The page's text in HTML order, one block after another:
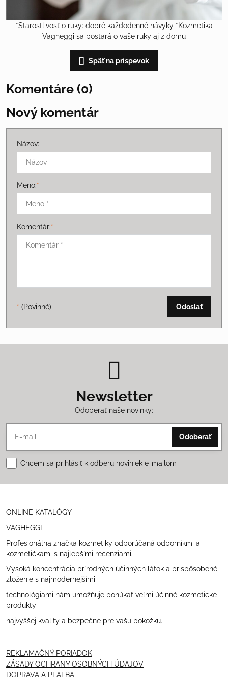
*Starostlivosť o ruky: dobré každodenné návyky *Kozmetika
Vagheggi sa postará o vaše ruky aj z domu
Späť na príspevok
Komentáre (0)
Nový komentár
Názov:
Meno:*
Komentár:*
* (Povinné) Odoslať
Newsletter
Odoberať naše novinky:
Odoberať
Chcem sa prihlásiť k odberu noviniek e-mailom
ONLINE KATALÓGY
VAGHEGGI
Profesionálna značka kozmetiky odporúčaná odborníkmi a
kozmetičkami s najlepšími recenziami.
Vysoká koncentrácia prírodných účinných látok a prispôsobené
zloženie s najmodernejšími
technológiami nám umožňuje ponúkať veľmi účinné kozmetické
produkty
najvyššej kvality a bezpečné pre vašu pokožku.
REKLAMAČNÝ PORIADOK
ZÁSADY OCHRANY OSOBNÝCH ÚDAJOV
DOPRAVA A PLATBA